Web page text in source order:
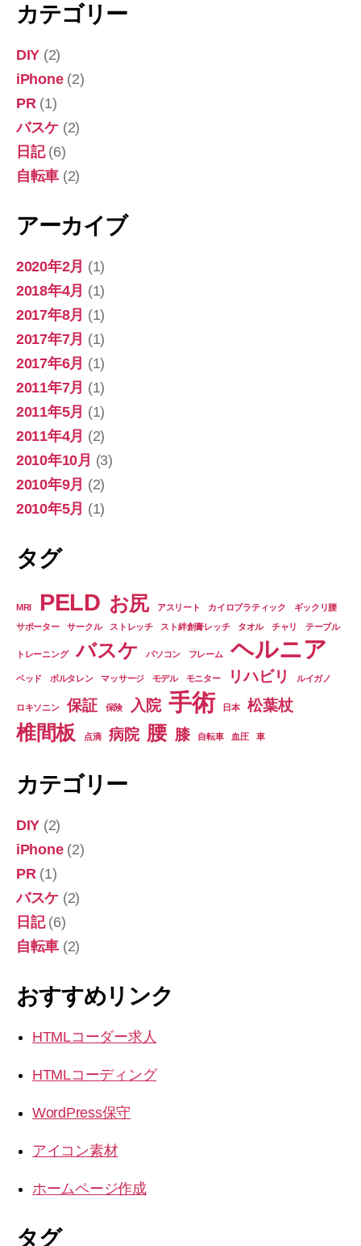
カテゴリー
DIY (2)
iPhone(2)
PR (1)
バスケ (2)
日記(6)
自転車 (2)
アーカイブ
2020年2月 (1)
2018年4月 (1)
2017年8月 (1)
2017年7月 (1)
2017年6月 (1)
2011年7月 (1)
2011年5月 (1)
2011年4月 (2)
2010年10月 (3)
2010年9月 (2)
2010年5月 (1)
タグ
MRI PELD お尻 アスリート カイロプラティック
ギックリ腰
サポーター
サークル ストレッチ スト絆創膏レッチ タオル チャリ テーブル
トレーニング バスケ パソコン フレーム ヘルニア
ベッド ボルタレン マッサージ モデル モニター リハビリ ルイガノ
ロキソニン 保証 保険 入院 手術 日本 松葉杖
椎間板 点滴 病院 腰 膝 自転車 血圧 車
カテゴリー
DIY (2)
iPhone(2)
PR (1)
バスケ (2)
日記(6)
自転車 (2)
おすすめリンク
HTMLコーダー求人
HTMLコーディング
WordPress保守
アイコン素材
ホームページ作成
タグ